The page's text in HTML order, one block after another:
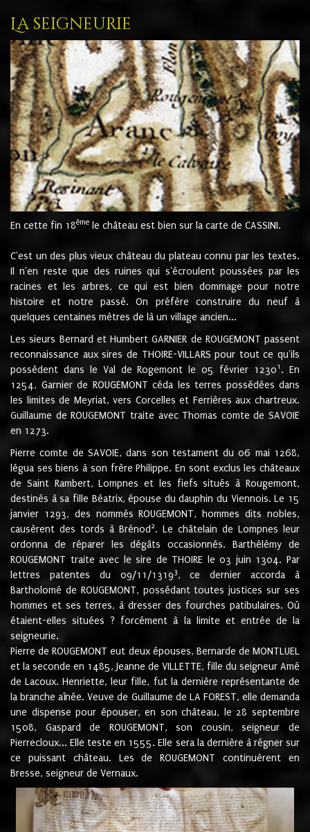
La seigneurie
En cette fin 18ème le château est bien sur la carte de CASSINI.
C'est un des plus vieux château du plateau connu par les textes.
Il n'en reste que des ruines qui s'écroulent poussées par les
racines et les arbres, ce qui est bien dommage pour notre
histoire et notre passé. On préfère construire du neuf à
quelques centaines mètres de là un village ancien...
Les sieurs Bernard et Humbert GARNIER de ROUGEMONT passent
reconnaissance aux sires de THOIRE-VILLARS pour tout ce qu'ils
possèdent dans le Val de Rogemont le 05 février 12301 . En
1254, Garnier de ROUGEMONT céda les terres possédées dans
les limites de Meyriat, vers Corcelles et Ferrières aux chartreux.
Guillaume de ROUGEMONT traite avec Thomas comte de SAVOIE
en 1273.
Pierre comte de SAVOIE, dans son testament du 06 mai 1268,
légua ses biens à son frère Philippe. En sont exclus les châteaux
de Saint Rambert, Lompnes et les fiefs situés à Rougemont,
destinés à sa fille Béatrix, épouse du dauphin du Viennois. Le 15
janvier 1293, des nommés ROUGEMONT, hommes dits nobles,
causèrent des tords à Brénod 2. Le châtelain de Lompnes leur
ordonna de réparer les dégâts occasionnés. Barthélémy de
ROUGEMONT traite avec le sire de THOIRE le 03 juin 1304. Par
lettres patentes du 09/11/13193, ce dernier accorda à
Bartholomé de ROUGEMONT, possédant toutes justices sur ses
hommes et ses terres, à dresser des fourches patibulaires. Où
étaient-elles situées ? forcément à la limite et entrée de la
seigneurie.
Pierre de ROUGEMONT eut deux épouses, Bernarde de MONTLUEL
et la seconde en 1485, Jeanne de VILLETTE, fille du seigneur Amé
de Lacoux. Henriette, leur fille, fut la dernière représentante de
la branche aînée. Veuve de Guillaume de LA FOREST, elle demanda
une dispense pour épouser, en son château, le 28 septembre
1508, Gaspard de ROUGEMONT, son cousin, seigneur de
Pierrecloux... Elle teste en 1555. Elle sera la dernière à régner sur
ce puissant château. Les de ROUGEMONT continuèrent en
Bresse, seigneur de Vernaux.